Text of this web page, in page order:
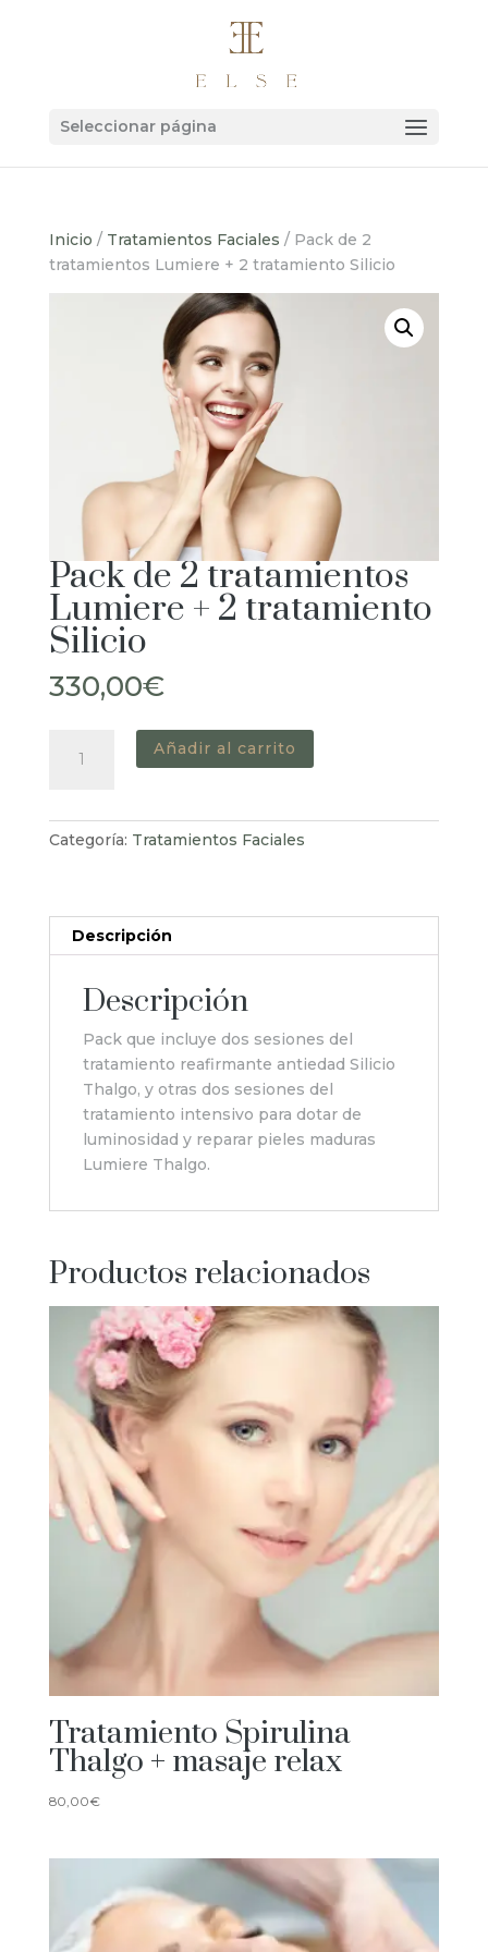
Seleccionar página
Inicio / Tratamientos Faciales / Pack de 2
tratamientos Lumiere + 2 tratamiento Silicio
Pack de 2 tratamientos
Lumiere + 2 tratamiento
Silicio
330,00€
tratamientos
Lumiere
tratamiento
Silicio
Añadir al carrito
Categoría: Tratamientos Faciales
Descripción
Descripción
Pack que incluye dos sesiones del
tratamiento reafirmante antiedad Silicio
Thalgo, y otras dos sesiones del
tratamiento intensivo para dotar de
luminosidad y reparar pieles maduras
Lumiere Thalgo.
Productos relacionados
Tratamiento Spirulina
Thalgo + masaje relax
80,00€